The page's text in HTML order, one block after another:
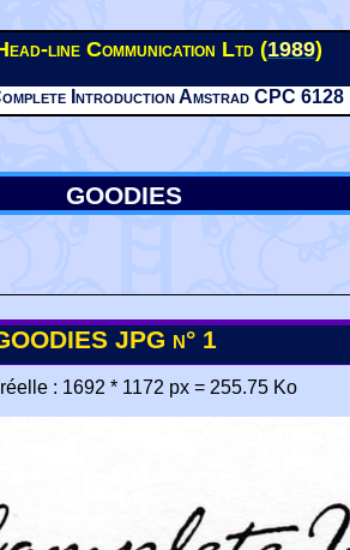
line Communication Ltd (1989)
Introduction Amstrad CPC 6128
GOODIES
JPG n° 1
: 1692 * 1172 px = 255.75 Ko